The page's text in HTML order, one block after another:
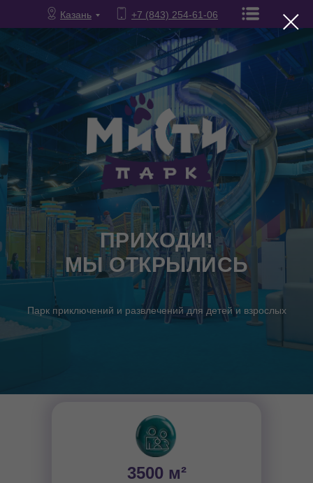
+7 (843) 254-61-06
Казань
ПРИХОДИ!
МЫ ОТКРЫЛИСЬ
Парк приключений и развлечений для детей и взрослых
3500 м²